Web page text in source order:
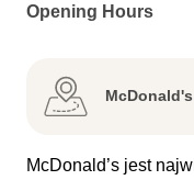
Opening Hours
McDonald's
McDonald’s jest